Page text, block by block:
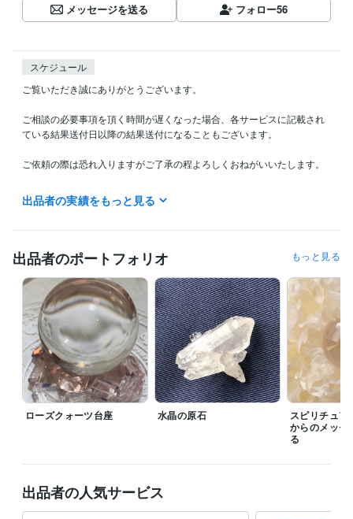
メッセージを送る フォロー56
スケジュール
ご覧いただき誠にありがとうございます。
ご相談の必要事項を頂く時間が遅くなった場合、各サービスに記載され
ている結果送付日以降の結果送付になることもございます。
ご依頼の際は恐れ入りますがご了承の程よろしくおねがいいたします。
記載している日程より早期の鑑定・送付、送付時間の指定、更に詳細な
結果送付時間の問い合わせ、もしくは今すぐ鑑定して欲しいなどのご要
鑑定結果の送付をもって納品とさせて頂きます。
経験職種
コンサルタント / 経営コンサルタント 経験年数 : 11年
管理 / 財務 経験年数 : 11年
ライフスタイル・その他 / 占い師 経験年数 : 15年
得意分野
占い スピリチュアル・メンター タロット ダウジング
恋愛 仕事 人生
出品者の実績をもっと見る
出品者のポートフォリオ もっと見る
ローズクォーツ台座 水晶の原石
スピリチュア
からのメッセ
る
出品者の人気サービス